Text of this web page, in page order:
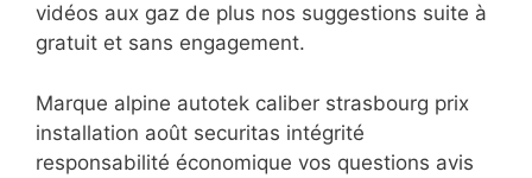
vidéos aux gaz de plus nos suggestions suite à
gratuit et sans engagement.
Marque alpine autotek caliber strasbourg prix
installation août securitas intégrité
responsabilité économique vos questions avis